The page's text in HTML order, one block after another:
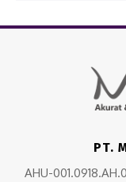
PT.
AHU-